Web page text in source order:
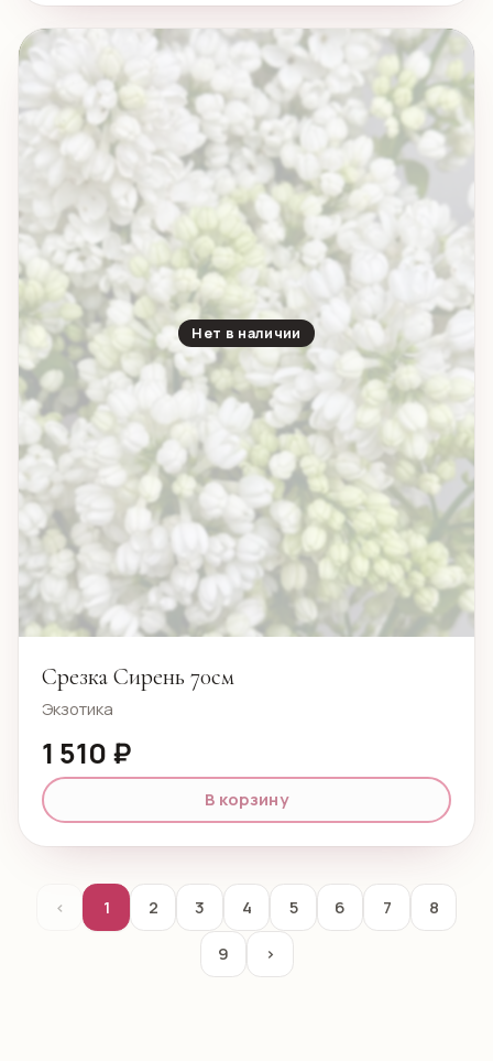
Нет в наличии
Срезка Сирень 70см
Экзотика
1 510 ₽
В корзину
‹ 1 2 3 4 5 6 7 8
9 ›